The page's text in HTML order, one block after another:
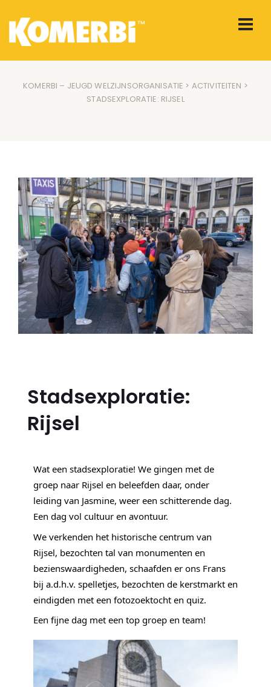
KOMERBI – JEUGD WELZIJNSORGANISATIE > ACTIVITEITEN >
STADSEXPLORATIE: RIJSEL
Stadsexploratie:
Rijsel
Wat een stadsexploratie! We gingen met de
groep naar Rijsel en beleefden daar, onder
leiding van Jasmine, weer een schitterende dag.
Een dag vol cultuur en avontuur.
We verkenden het historische centrum van
Rijsel, bezochten tal van monumenten en
bezienswaardigheden, schaafden er ons Frans
bij a.d.h.v. spelletjes, bezochten de kerstmarkt en
eindigden met een fotozoektocht en quiz.
Een fijne dag met een top groep en team!